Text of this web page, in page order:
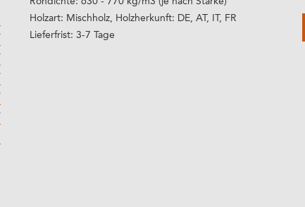
Holzart: Mischholz, Holzherkunft: DE, AT, IT, FR
Lieferfrist: 3-7 Tage